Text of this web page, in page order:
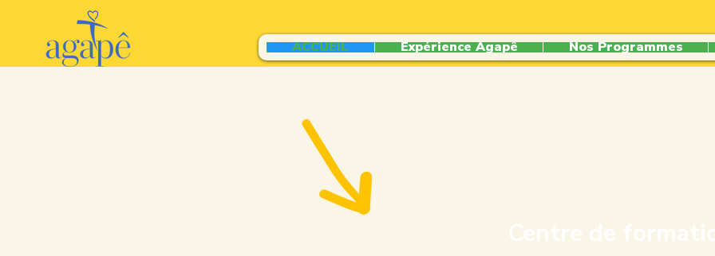
ACCUEIL Expérience Agapê Nos Programmes